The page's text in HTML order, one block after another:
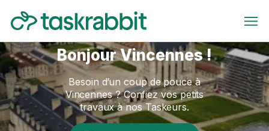
Bonjour Vincennes !
Besoin d’un coup de pouce à
Vincennes ? Confiez vos petits
travaux à nos Taskeurs.